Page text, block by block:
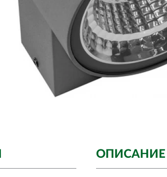
ОПИСАНИЕ